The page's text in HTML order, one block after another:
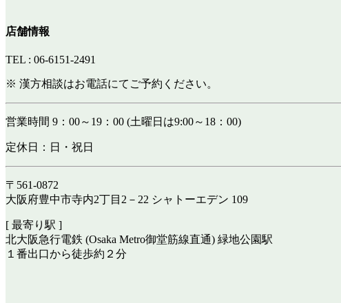
店舗情報
TEL : 06-6151-2491
※ 漢方相談はお電話にてご予約ください。
営業時間 9：00～19：00 (土曜日は9:00～18：00)
定休日：日・祝日
〒561-0872
大阪府豊中市寺内2丁目2－22 シャトーエデン 109
[ 最寄り駅 ]
北大阪急行電鉄 (Osaka Metro御堂筋線直通) 緑地公園駅
１番出口から徒歩約２分